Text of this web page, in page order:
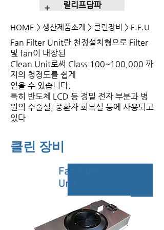
릴리프담파
+
HOME > 생산제품소개 > 클린장비 > F.F.U
Fan Filter Unit란 천정설치형으로 Filter
및 fan이 내장된
Clean Unit로써 Class 100~100,000 까
지의 청정도를 쉽게
얻을 수 있습니다.
​특히 반도체 LCD 등 정밀 전자 부분과 병
원의 수술실, 중환자 회복실 등에 사용되고
있다
클린 장비
Fan Filter
Unit